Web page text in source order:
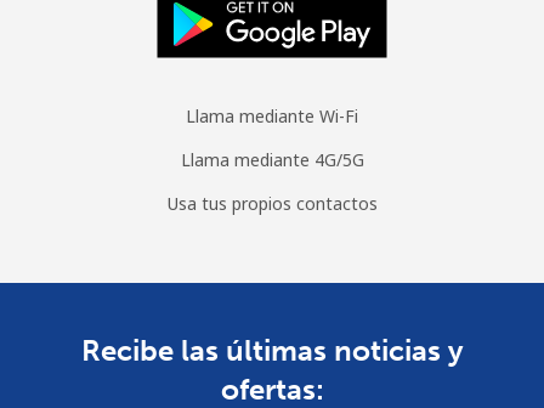
Llama mediante Wi-Fi
Llama mediante 4G/5G
Usa tus propios contactos
Recibe las últimas noticias y
ofertas: